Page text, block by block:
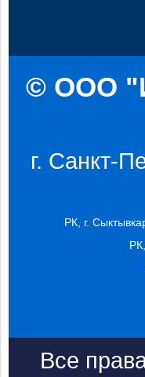
© ООО
г. Санкт-
РК, г.
Все